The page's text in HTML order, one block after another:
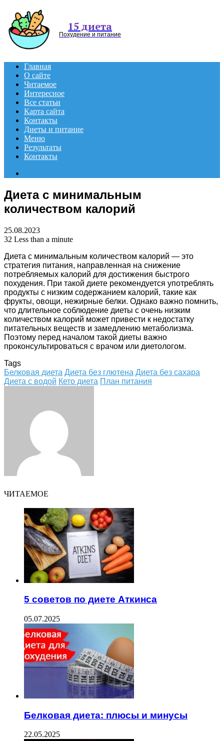
15 диета
Похудение и питание
Главная
О сайте
Читаемое
Интересное
Все статьи
Карта сайта
Контакты
Диеты и питание
Меню
Результаты
Контакты
Диета с минимальным
количеством калорий
25.08.2023
32 Less than a minute
Диета с минимальным количеством калорий — это
стратегия питания, направленная на снижение
потребляемых калорий для достижения быстрого
похудения. При такой диете рекомендуется употреблять
продукты с низким содержанием калорий, такие как
фрукты, овощи, нежирные белки. Однако важно помнить,
что длительное соблюдение диеты с очень низким
количеством калорий может привести к недостатку
питательных веществ и замедлению метаболизма.
Поэтому перед началом такой диеты важно
проконсультироваться с врачом или диетологом.
Tags
Белковая диета Диета без глютена Диета без сахара
Диета с водой Кето диета План питания
ЧИТАЕМОЕ
5 советов по диете Аткинса
05.07.2025
Белковая диета: плюсы и минусы
22.05.2025